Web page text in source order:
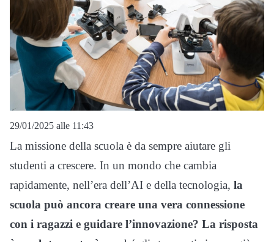
29/01/2025 alle 11:43
La missione della scuola è da sempre aiutare gli
studenti a crescere. In un mondo che cambia
rapidamente, nell’era dell’AI e della tecnologia, la
scuola può ancora creare una vera connessione
con i ragazzi e guidare l’innovazione? La risposta